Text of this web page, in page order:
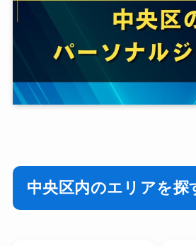
中央区内のエリアを探